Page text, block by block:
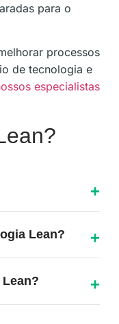
para o
processos
de tecnologia e
especialistas
de desperdício
Lean?
as